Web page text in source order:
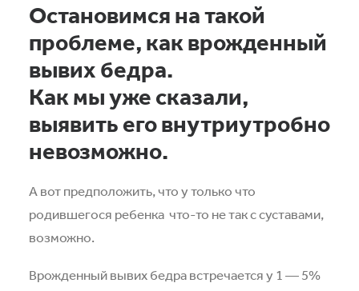
Остановимся на такой
проблеме, как врожденный
вывих бедра.
Как мы уже сказали,
выявить его внутриутробно
невозможно.
А вот предположить, что у только что
родившегося ребенка что-то не так с суставами,
возможно.
Врожденный вывих бедра встречается у 1 — 5%